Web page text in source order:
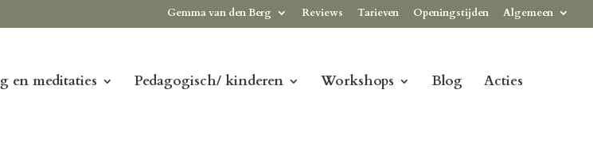
Gemma van den Berg Reviews Tarieven Openingstijden Algemeen
en meditaties Pedagogisch/ kinderen Workshops Blog Acties